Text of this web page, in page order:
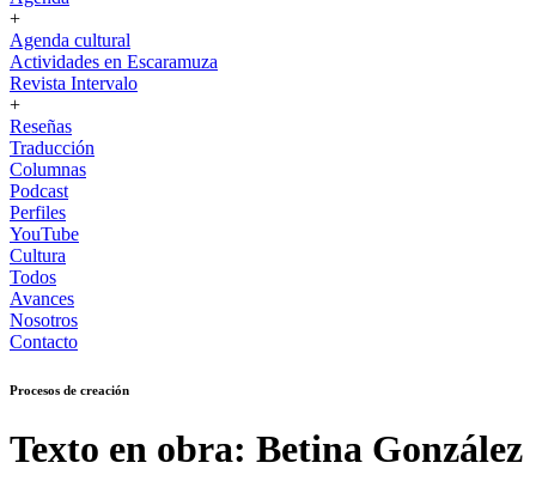
+
Agenda cultural
Actividades en Escaramuza
Revista Intervalo
+
Reseñas
Traducción
Columnas
Podcast
Perfiles
YouTube
Cultura
Todos
Avances
Nosotros
Contacto
Procesos de creación
Texto en obra: Betina González